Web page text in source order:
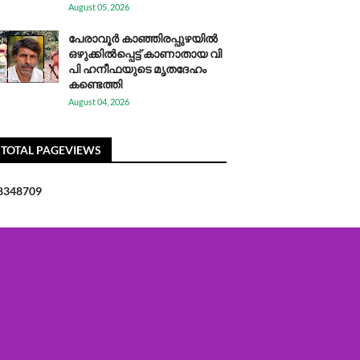
August 05, 2026
പേരാവൂർ കാഞ്ഞിരപ്പുഴയിൽ
ഒഴുക്കിൽപ്പെട്ട് കാണാതായ വി
പി ഹനീഫയുടെ മൃതദേഹം
കണ്ടെത്തി
August 04, 2026
TOTAL PAGEVIEWS
348709